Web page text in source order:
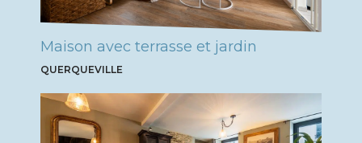
Maison avec terrasse et jardin
QUERQUEVILLE